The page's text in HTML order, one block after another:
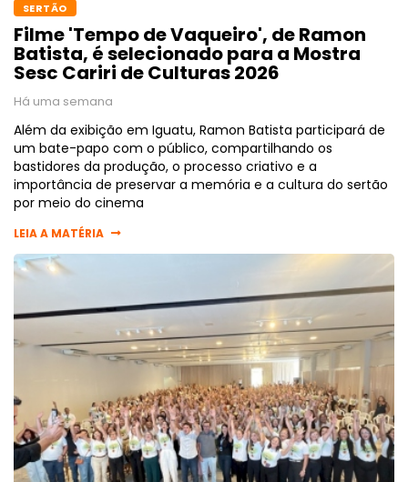
SERTÃO
Filme 'Tempo de Vaqueiro', de Ramon
Batista, é selecionado para a Mostra
Sesc Cariri de Culturas 2026
Há uma semana
Além da exibição em Iguatu, Ramon Batista participará de
um bate-papo com o público, compartilhando os
bastidores da produção, o processo criativo e a
importância de preservar a memória e a cultura do sertão
por meio do cinema
LEIA A MATÉRIA